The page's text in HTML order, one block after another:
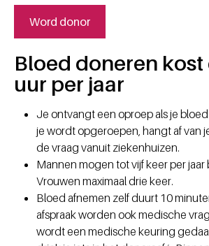
Word donor
Bloed doneren kost
uur per jaar
Je ontvangt een oproep als je
je wordt opgeroepen, hangt af van
de vraag vanuit ziekenhuizen.
Mannen mogen tot vijf keer per
Vrouwen maximaal drie keer.
Bloed afnemen zelf duurt 10
afspraak worden ook medische
wordt een medische keuring